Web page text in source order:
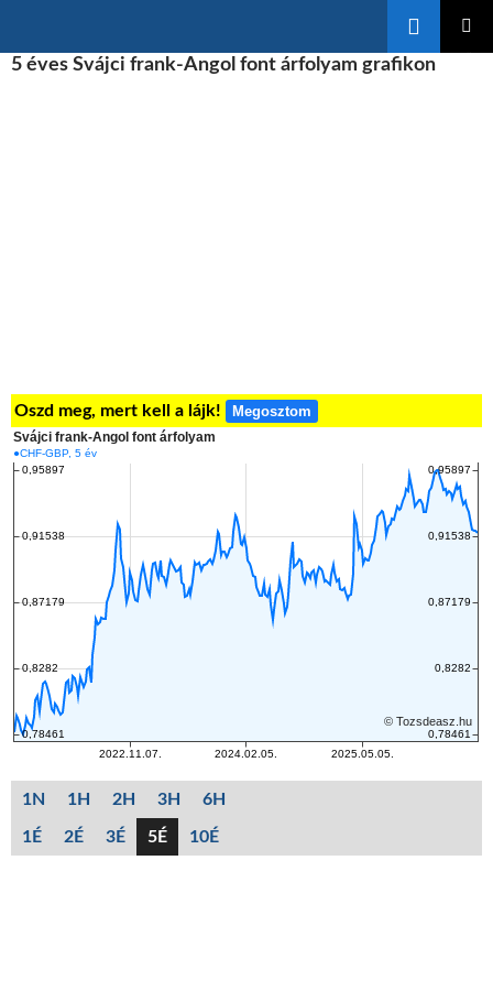
A
5 éves Svájci frank-Angol font árfolyam grafikon
Oszd meg, mert kell a lájk! Megosztom
1N 1H 2H 3H 6H
1É 2É 3É 5É 10É